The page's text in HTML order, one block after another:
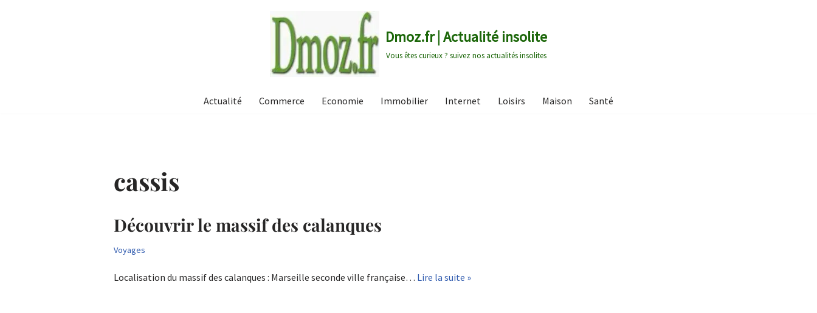
Dmoz.fr | Actualité insolite
Vous êtes curieux ? suivez nos actualités insolites
Actualité Commerce Economie Immobilier Internet Loisirs Maison Santé
cassis
Découvrir le massif des calanques
Voyages
Localisation du massif des calanques : Marseille seconde ville française… Lire la suite »